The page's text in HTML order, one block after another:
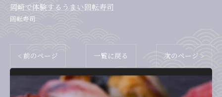
岡崎で体験するうまい回転寿司
回転寿司
< 前のページ 一覧に戻る 次のページ >